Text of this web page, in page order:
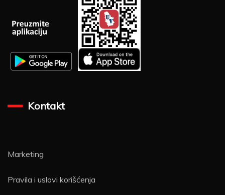
Kontakt
Marketing
Pravila i uslovi korišćenja